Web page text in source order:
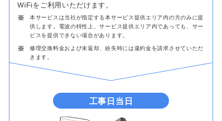
WiFiをご利用いただけます。
※
本サービスは当社が指定する本サービス提供エリア内の方のみに提
供します。電波の特性上、サービス提供エリア内であっても、サー
ビスを提供できない場合があります。
※
修理交換料金および未返却、紛失時には違約金を請求させていただ
きます。
工事日当日